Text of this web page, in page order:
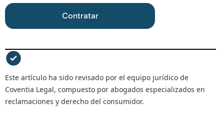
Contratar
Este artículo ha sido revisado por el equipo jurídico de
Coventia Legal, compuesto por abogados especializados en
reclamaciones y derecho del consumidor.